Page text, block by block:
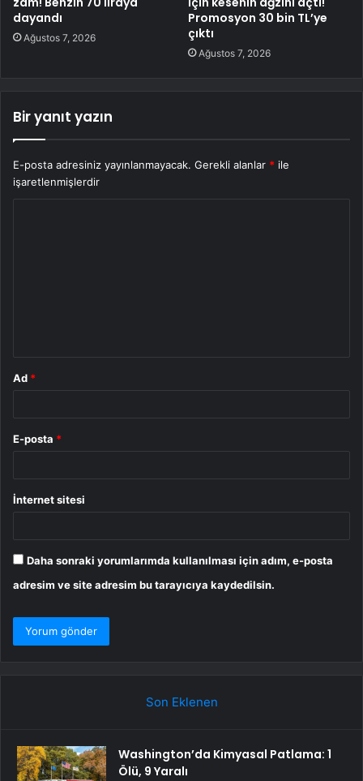
dayandı
Ağustos 7, 2026
Promosyon 30 bin TL’ye
çıktı
Ağustos 7, 2026
Bir yanıt yazın
E-posta adresiniz yayınlanmayacak. Gerekli alanlar * ile
işaretlenmişlerdir
Ad *
E-posta *
İnternet sitesi
Daha sonraki yorumlarımda kullanılması için adım, e-posta
adresim ve site adresim bu tarayıcıya kaydedilsin.
Son Eklenen
Washington’da Kimyasal Patlama: 1
Ölü, 9 Yaralı